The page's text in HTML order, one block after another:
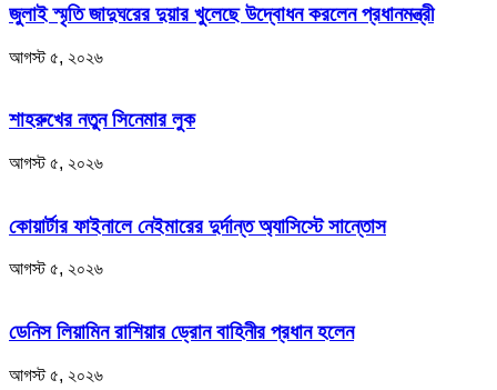
জুলাই স্মৃতি জাদুঘরের দুয়ার খুলেছে উদ্বোধন করলেন প্রধানমন্ত্রী
আগস্ট ৫, ২০২৬
শাহরুখের নতুন সিনেমার লুক
আগস্ট ৫, ২০২৬
কোয়ার্টার ফাইনালে নেইমারের দুর্দান্ত অ্যাসিস্টে সান্তোস
আগস্ট ৫, ২০২৬
ডেনিস লিয়ামিন রাশিয়ার ড্রোন বাহিনীর প্রধান হলেন
আগস্ট ৫, ২০২৬